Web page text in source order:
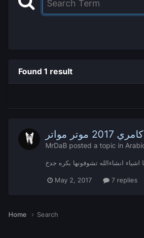
Found 1 result
كامري 2017 موتر مواتر
MrDaB posted a topic in
May 2, 2017 7 replies
Home Search